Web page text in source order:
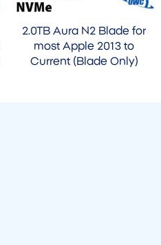
2.0TB Aura N2 Blade for
most Apple 2013 to
Current (Blade Only)